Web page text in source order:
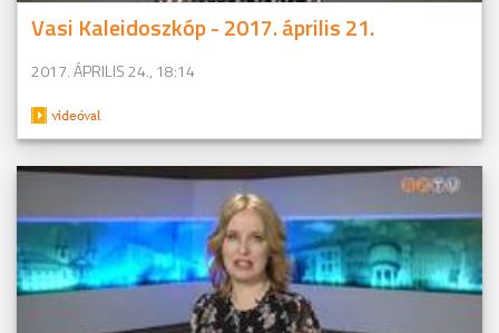
Vasi Kaleidoszkóp - 2017. április 21.
2017. ÁPRILIS 24., 18:14